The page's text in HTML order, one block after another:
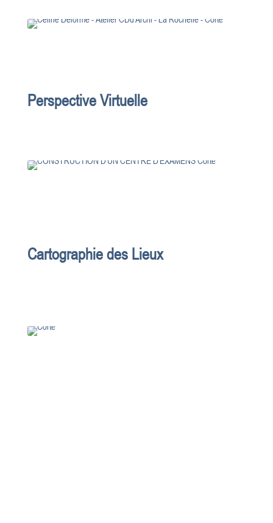
Perspective Virtuelle
Cartographie des Lieux